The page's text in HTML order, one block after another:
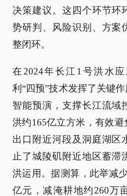
决策建议。这四个环节环
势研判、风险识别、方案
整闭环。
在2024年长江1号洪水
利“四预”技术发挥了关键
智能预演，支撑长江流域
洪约165亿立方米，有效
出口附近河段及洞庭湖区
止了城陵矶附近地区蓄滞
洪运用。据测算，此举减
亿元，减淹耕地约260万